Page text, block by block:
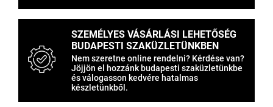
SZEMÉLYES VÁSÁRLÁSI LEHETŐSÉG
BUDAPESTI SZAKÜZLETÜNKBEN
Nem szeretne online rendelni? Kérdése van?
Jöjjön el hozzánk budapesti szaküzletünkbe
és válogasson kedvére hatalmas
készletünkből.